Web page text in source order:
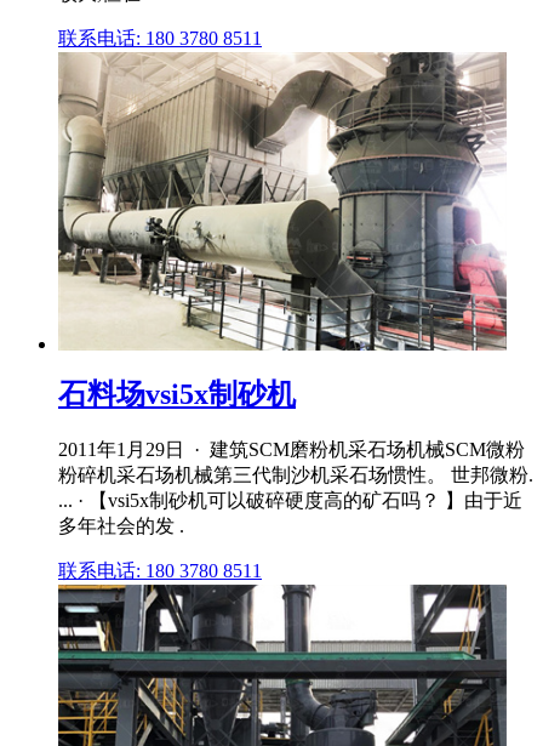
联系电话: 180 3780 8511
石料场vsi5x制砂机
2011年1月29日 · 建筑SCM磨粉机采石场机械SCM微粉
粉碎机采石场机械第三代制沙机采石场惯性。 世邦微粉.
... · 【vsi5x制砂机可以破碎硬度高的矿石吗？ 】由于近
多年社会的发 .
联系电话: 180 3780 8511